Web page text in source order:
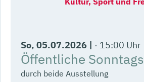
So, 05.07.2026 | 15:00 Uhr
Öffentliche
durch beide Ausstellung